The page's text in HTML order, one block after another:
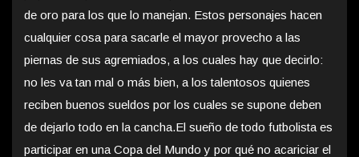
de oro para los que lo manejan. Estos personajes hacen
cualquier cosa para sacarle el mayor provecho a las
piernas de sus agremiados, a los cuales hay que decirlo:
no les va tan mal o más bien, a los talentosos quienes
reciben buenos sueldos por los cuales se supone deben
de dejarlo todo en la cancha.El sueño de todo futbolista es
participar en una Copa del Mundo y por qué no acariciar el